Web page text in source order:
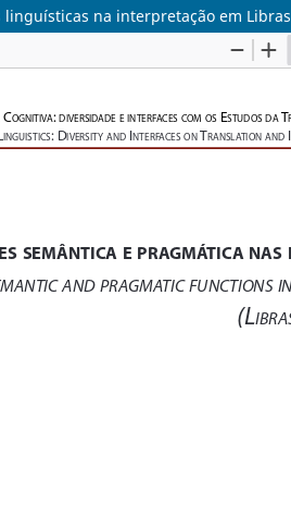
na interpretação em Libras